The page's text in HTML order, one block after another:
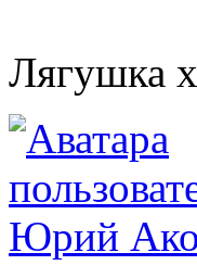
Лягушка
Юрий